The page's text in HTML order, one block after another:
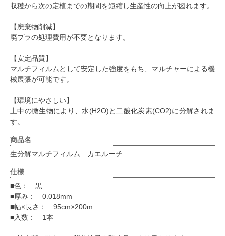
収穫から次の定植までの期間を短縮し生産性の向上が図れます。
【廃棄物削減】
廃プラの処理費用が不要となります。
【安定品質】
マルチフィルムとして安定した強度をもち、マルチャーによる機
械展張が可能です。
【環境にやさしい】
土中の微生物により、水(H2O)と二酸化炭素(CO2)に分解されま
す。
商品名
生分解マルチフィルム カエルーチ
仕様
■色： 黒
■厚み： 0.018mm
■幅×長さ： 95cm×200m
■入数： 1本